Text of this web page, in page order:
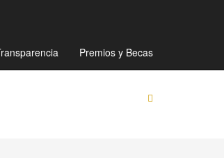
Premios y Becas
Directorio Preguntas Frecuentes